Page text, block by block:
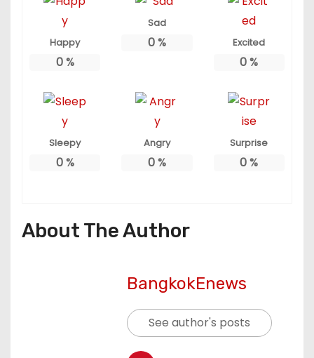
Happy
0%
Sad
0% Excited
0%
Sleepy
0%
Angry
0%
Surprise
0%
About The Author
BangkokEnews
See author's posts